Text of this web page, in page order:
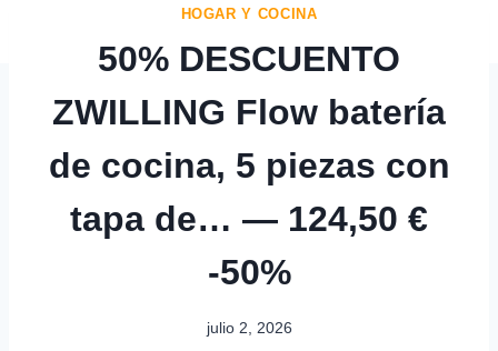
HOGAR Y COCINA
50% DESCUENTO
ZWILLING Flow batería
de cocina, 5 piezas con
tapa de… — 124,50 €
-50%
julio 2, 2026